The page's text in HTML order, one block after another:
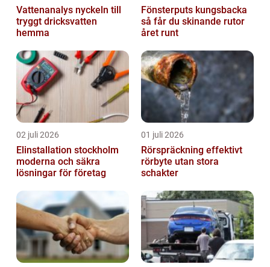
Vattenanalys nyckeln till
tryggt dricksvatten
hemma
Fönsterputs kungsbacka
så får du skinande rutor
året runt
02 juli 2026
Elinstallation stockholm
moderna och säkra
lösningar för företag
01 juli 2026
Rörspräckning effektivt
rörbyte utan stora
schakter